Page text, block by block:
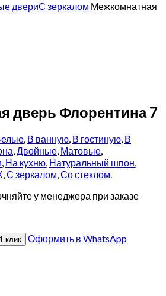
двериС зеркалом Межкомнатная
дверь Флорентина 7
, В ванную, В гостиную, В
,Двойные, Матовые,
, На кухню, Натуральный шпон,
,С зеркалом,Со стеклом.
у менеджера при заказе
клик
Оформить в WhatsApp